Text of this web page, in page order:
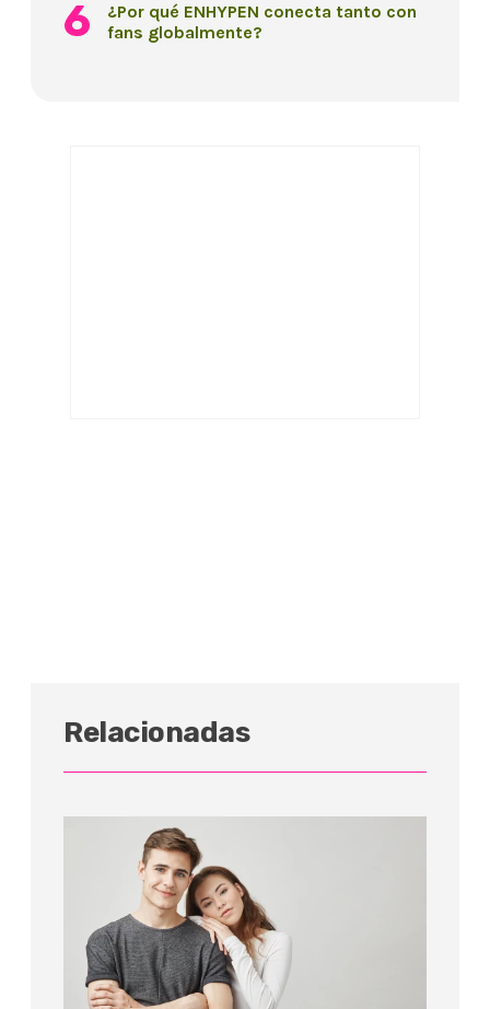
¿Por qué ENHYPEN conecta tanto con
fans globalmente?
Relacionadas